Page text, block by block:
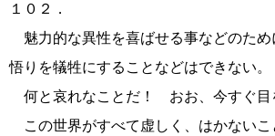
１０２．
魅力的な異性を喜ばせる事などのため
悟りを犠牲にすることなどはできない。
何と哀れなことだ！ おお、今すぐ目
この世界がすべて虚しく、はかないこ